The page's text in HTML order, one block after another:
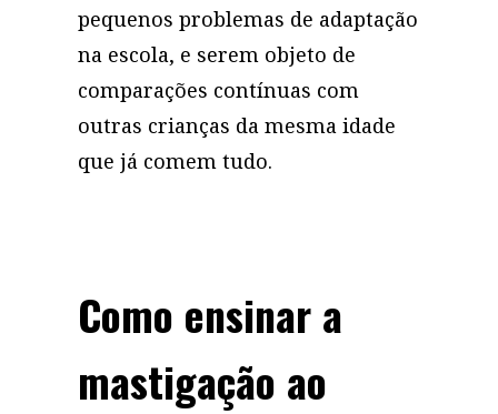
pequenos problemas de adaptação
na escola, e serem objeto de
comparações contínuas com
outras crianças da mesma idade
que já comem tudo.
Como ensinar a
mastigação ao